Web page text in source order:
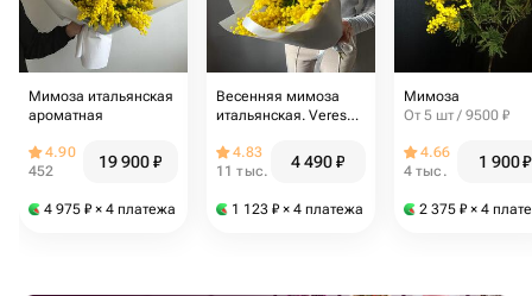
Мимоза итальянская
ароматная
4.90
452
19 900₽
4 975 ₽ × 4 платежа
Весенняя мимоза
итальянская. Veresk
4.83
11 тыс.
4 490₽
1 123 ₽× 4 платежа
Мимоза
От 5 шт / 9500 ₽
4.66
4 тыс.
1 900₽
2 375 ₽× 4